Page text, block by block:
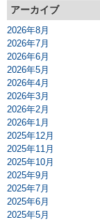
アーカイブ
2026年8月
2026年7月
2026年6月
2026年5月
2026年4月
2026年3月
2026年2月
2026年1月
2025年12月
2025年11月
2025年10月
2025年9月
2025年7月
2025年6月
2025年5月